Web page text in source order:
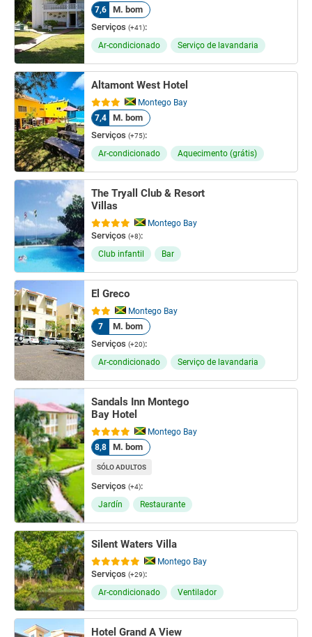
7,6
M. bom
Serviços (+41):
Ar-condicionado Serviço de lavandaria
Altamont West Hotel
Montego Bay
7,4
M. bom
Serviços (+75):
Ar-condicionado Aquecimento (grátis)
The Tryall Club & Resort
Villas
Montego Bay
Serviços (+8):
Club infantil Bar
El Greco
Montego Bay
7
M. bom
Serviços (+20):
Ar-condicionado Serviço de lavandaria
Sandals Inn Montego
Bay Hotel
Montego Bay
8,8
M. bom
SÓLO ADULTOS
Serviços (+4):
Jardín Restaurante
Silent Waters Villa
Montego Bay
Serviços (+29):
Ar-condicionado Ventilador
Hotel Grand A View